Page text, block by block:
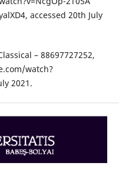
accessed 20th July
– 88697727252,
watch?
2021.